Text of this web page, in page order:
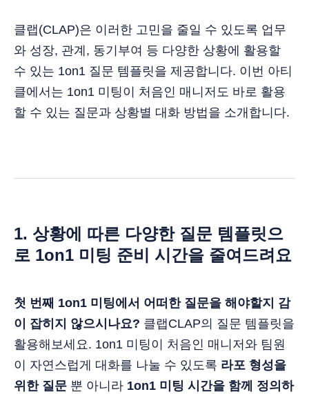
클랩(CLAP)은 이러한 고민을 줄일 수 있도록 업무
와 성장, 관계, 동기부여 등 다양한 상황에 활용할
수 있는 1on1 질문 템플릿을 제공합니다. 이번 아티
클에서는 1on1 미팅이 처음인 매니저도 바로 활용
할 수 있는 질문과 상황별 대화 방법을 소개합니다.
1. 상황에 따른 다양한 질문 템플릿으
로 1on1 미팅 준비 시간을 줄여드려요
첫 번째 1on1 미팅에서 어떠한 질문을 해야할지 감
이 잡히지 않으시나요? 클랩CLAP의 질문 템플릿을
활용해보세요. 1on1 미팅이 처음인 매니저와 팀원
이 자연스럽게 대화를 나눌 수 있도록 라포 형성을
위한 질문 뿐 아니라 1on1 미팅 시간을 함께 정의하